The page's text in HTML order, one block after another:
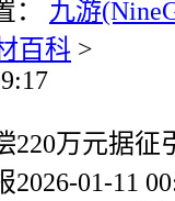
： 九游
百科 >
万元据征
2026-01-11